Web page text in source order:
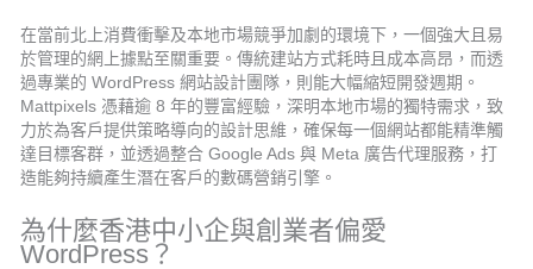
在當前北上消費衝擊及本地市場競爭加劇的環境下，一個強大且易
於管理的網上據點至關重要。傳統建站方式耗時且成本高昂，而透
過專業的 WordPress 網站設計團隊，則能大幅縮短開發週期。
Mattpixels 憑藉逾 8 年的豐富經驗，深明本地市場的獨特需求，致
力於為客戶提供策略導向的設計思維，確保每一個網站都能精準觸
達目標客群，並透過整合 Google Ads 與 Meta 廣告代理服務，打
造能夠持續產生潛在客戶的數碼營銷引擎。
為什麼香港中小企與創業者偏愛
WordPress？